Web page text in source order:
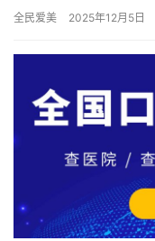
全民爱美 2025年12月5日